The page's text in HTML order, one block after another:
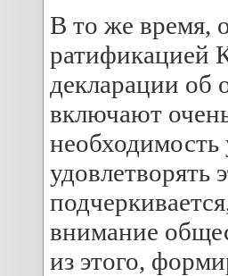
В то же время,
ратификацией
декларации об
включают
удовлетворять
внимание
из этого,